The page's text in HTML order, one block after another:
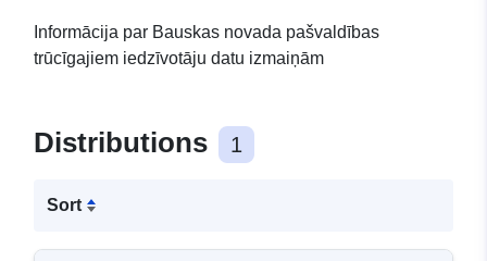
Informācija par Bauskas novada pašvaldības
trūcīgajiem iedzīvotāju datu izmaiņām
Distributions 1
Sort